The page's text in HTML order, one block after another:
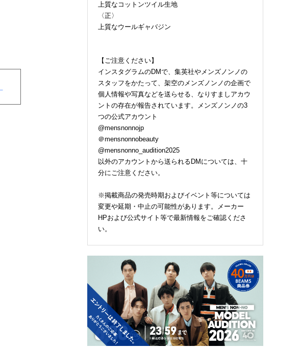
上質なコットンツイル生地
〈正〉
上質なウールギャバジン
【ご注意ください】
インスタグラムのDMで、集英社やメンズノンノの
スタッフをかたって、架空のメンズノンノの企画で
個人情報や写真などを送らせる、なりすましアカウ
ントの存在が報告されています。メンズノンノの3
つの公式アカウント
@mensnonnojp
＠mensnonnobeauty
@mensnonno_audition2025
以外のアカウントから送られるDMについては、十
分にご注意ください。
※掲載商品の発売時期およびイベント等については
変更や延期・中止の可能性があります。メーカー
HPおよび公式サイト等で最新情報をご確認くださ
い。